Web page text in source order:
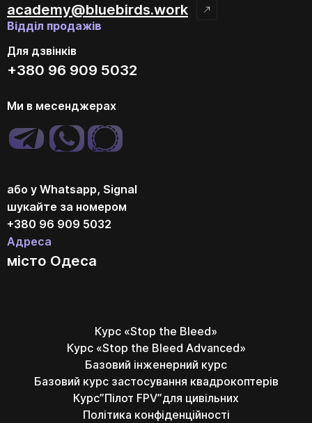
Курс «Stop the Bleed»
Курс «Stop the Bleed Advanced»
Базовий інженерний курс
Базовий курс застосування квадрокоптерів
Курс”Пілот FPV”для цивільних
Політика конфіденційності
academy@bluebirds.work
Відділ продажів
Для дзвінків
+380 96 909 5032
Ми в месенджерах
або у Whatsapp, Signal
шукайте за номером
+380 96 909 5032
Адреса
місто Одеса